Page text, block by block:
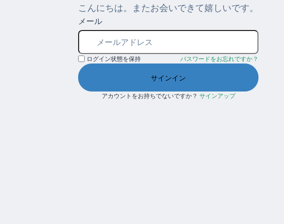
こんにちは。またお会いできて嬉しいです。
メール
ログイン状態を保持 パスワードをお忘れですか？
サインイン
アカウントをお持ちでないですか？ サインアップ